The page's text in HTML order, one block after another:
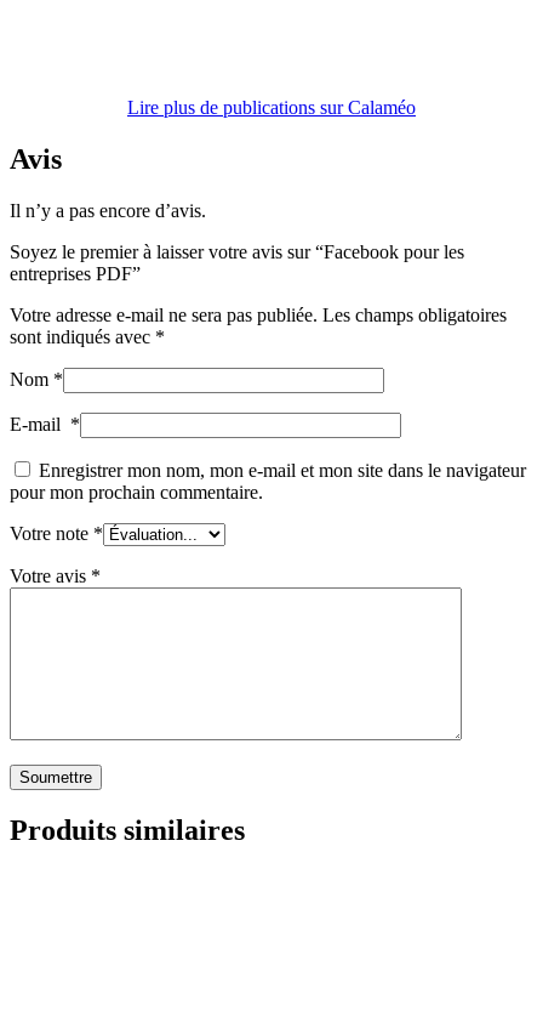
Lire plus de publications sur Calaméo
Avis
Il n’y a pas encore d’avis.
Soyez le premier à laisser votre avis sur “Facebook pour les
entreprises PDF”
Votre adresse e-mail ne sera pas publiée. Les champs obligatoires
sont indiqués avec *
Nom *
E-mail *
Enregistrer mon nom, mon e-mail et mon site dans le navigateur
pour mon prochain commentaire.
Votre note *
Votre avis *
Produits similaires